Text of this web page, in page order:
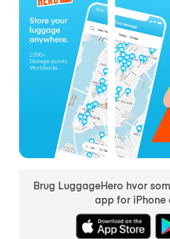
Brug LuggageHero hvor
app for iPhone